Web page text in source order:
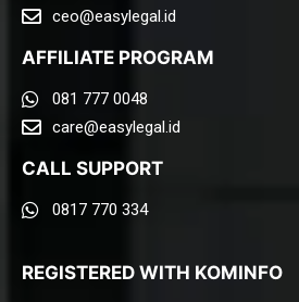
ceo@easylegal.id
AFFILIATE PROGRAM
081 777 0048
care@easylegal.id​
CALL SUPPORT
0817 770 334
REGISTERED WITH KOMINFO